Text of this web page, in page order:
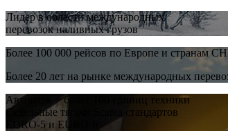
Лидер в области международных
перевозок наливных грузов
Более 100 000 рейсов по Европе и странам
Более 20 лет на рынке международных
Автопарк − более 100 единиц техники
Седельные тягачи Scania стандартов
EURO-5 и EURO-6